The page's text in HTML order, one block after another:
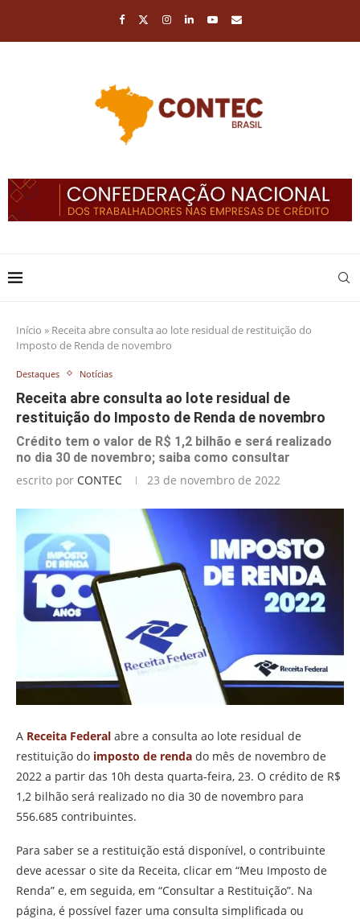
Início » Receita abre consulta ao lote residual de restituição do
Imposto de Renda de novembro
Destaques Notícias
Receita abre consulta ao lote residual de
restituição do Imposto de Renda de novembro
Crédito tem o valor de R$ 1,2 bilhão e será realizado
no dia 30 de novembro; saiba como consultar
escrito por CONTEC 23 de novembro de 2022
A Receita Federal abre a consulta ao lote residual de
restituição do imposto de renda do mês de novembro de
2022 a partir das 10h desta quarta-feira, 23. O crédito de R$
1,2 bilhão será realizado no dia 30 de novembro para
556.685 contribuintes.
Para saber se a restituição está disponível, o contribuinte
deve acessar o site da Receita, clicar em “Meu Imposto de
Renda” e, em seguida, em “Consultar a Restituição”. Na
página, é possível fazer uma consulta simplificada ou